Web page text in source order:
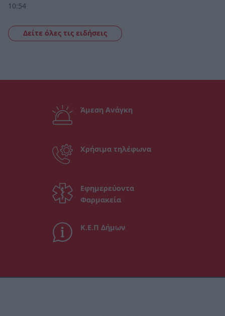
10:54
Δείτε όλες τις ειδήσεις
Άμεση Ανάγκη
Χρήσιμα τηλέφωνα
Εφημερεύοντα
Φαρμακεία
Κ.Ε.Π Δήμων